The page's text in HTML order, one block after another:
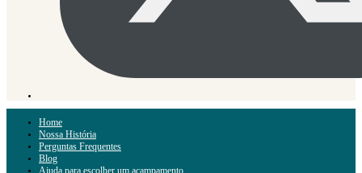
Home
Nossa História
Perguntas Frequentes
Blog
Ajuda para escolher um acampamento